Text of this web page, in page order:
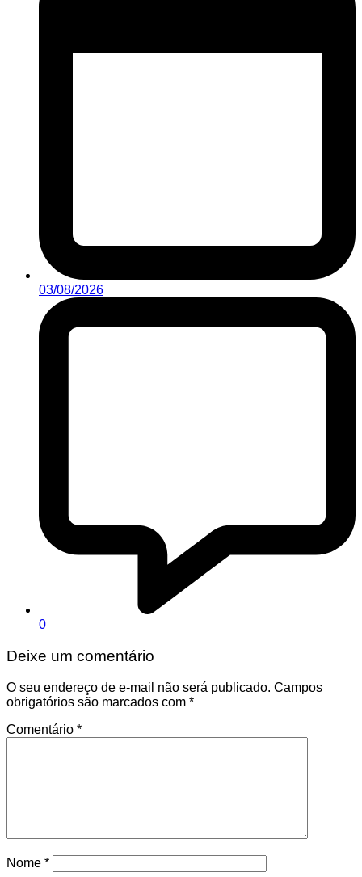
03/08/2026
0
Deixe um comentário
O seu endereço de e-mail não será publicado. Campos
obrigatórios são marcados com *
Comentário *
Nome *